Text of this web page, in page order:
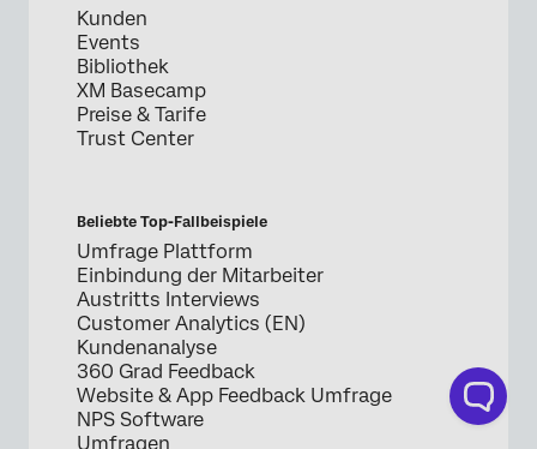
Kunden
Events
Bibliothek
XM Basecamp
Preise & Tarife
Trust Center
Beliebte Top-Fallbeispiele
Umfrage Plattform
Einbindung der Mitarbeiter
Austritts Interviews
Customer Analytics (EN)
Kundenanalyse
360 Grad Feedback
Website & App Feedback Umfrage
NPS Software
Umfragen